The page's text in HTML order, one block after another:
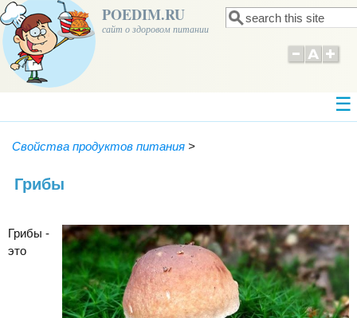
POEDIM.RU
сайт о здоровом питании Форма поиска
Поиск
Свойства продуктов питания >
Грибы
Грибы -
это